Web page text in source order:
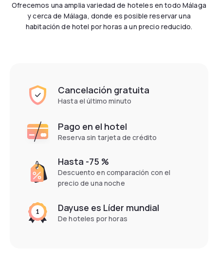
Ofrecemos una amplia variedad de hoteles en todo Málaga
y cerca de Málaga, donde es posible reservar una
habitación de hotel por horas a un precio reducido.
Cancelación gratuita
Hasta el último minuto
Pago en el hotel
Reserva sin tarjeta de crédito
Hasta -75 %
Descuento en comparación con el
precio de una noche
Dayuse es Líder mundial
De hoteles por horas